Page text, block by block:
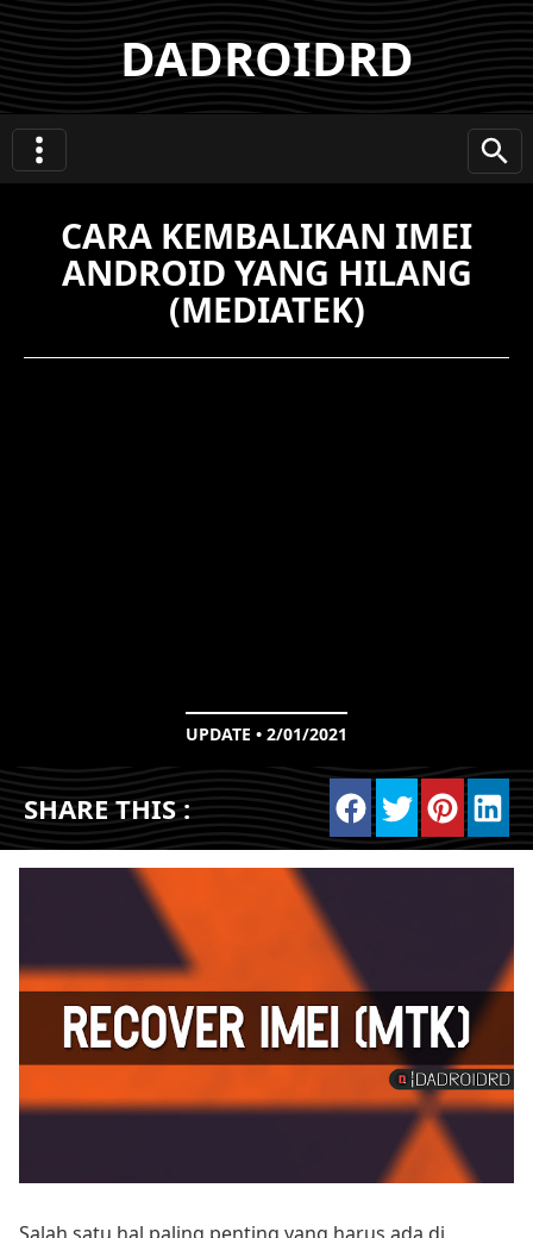
DADROIDRD
CARA KEMBALIKAN IMEI
ANDROID YANG HILANG
(MEDIATEK)
UPDATE • 2/01/2021
SHARE THIS :
Salah satu hal paling penting yang harus ada di